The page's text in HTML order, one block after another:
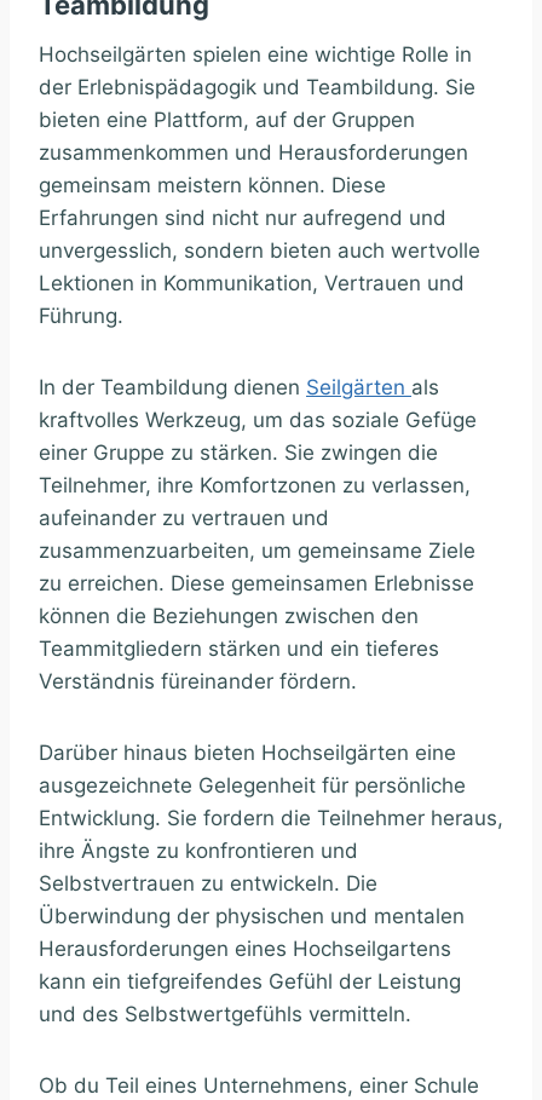
Hochseilgärten spielen eine wichtige Rolle in
der Erlebnispädagogik und Teambildung. Sie
bieten eine Plattform, auf der Gruppen
zusammenkommen und Herausforderungen
gemeinsam meistern können. Diese
Erfahrungen sind nicht nur aufregend und
unvergesslich, sondern bieten auch wertvolle
Lektionen in Kommunikation, Vertrauen und
Führung.
In der Teambildung dienen Seilgärten als
kraftvolles Werkzeug, um das soziale Gefüge
einer Gruppe zu stärken. Sie zwingen die
Teilnehmer, ihre Komfortzonen zu verlassen,
aufeinander zu vertrauen und
zusammenzuarbeiten, um gemeinsame Ziele
zu erreichen. Diese gemeinsamen Erlebnisse
können die Beziehungen zwischen den
Teammitgliedern stärken und ein tieferes
Verständnis füreinander fördern.
Darüber hinaus bieten Hochseilgärten eine
ausgezeichnete Gelegenheit für persönliche
Entwicklung. Sie fordern die Teilnehmer heraus,
ihre Ängste zu konfrontieren und
Selbstvertrauen zu entwickeln. Die
Überwindung der physischen und mentalen
Herausforderungen eines Hochseilgartens
kann ein tiefgreifendes Gefühl der Leistung
und des Selbstwertgefühls vermitteln.
Ob du Teil eines Unternehmens, einer Schule